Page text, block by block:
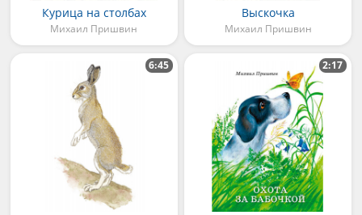
Курица на столбах
Михаил Пришвин
Выскочка
Михаил Пришвин
6:45 2:17